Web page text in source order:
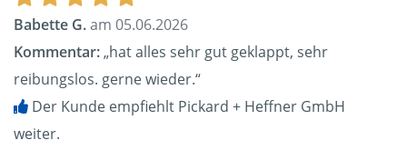
Babette G.am 05.06.2026
Kommentar:„hat alles sehr gut geklappt, sehr
reibungslos. gerne wieder.“
Der Kunde empfiehlt Pickard + Heffner GmbH
weiter.